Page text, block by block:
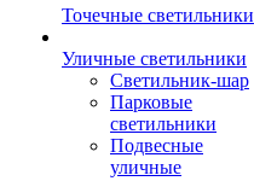
Точечные светильники
Уличные светильники
Светильник-шар
Парковые
светильники
Подвесные
уличные